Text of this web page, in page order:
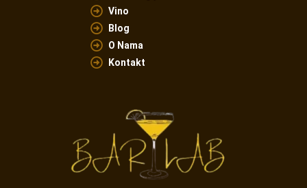
Vino
Blog
O Nama
Kontakt